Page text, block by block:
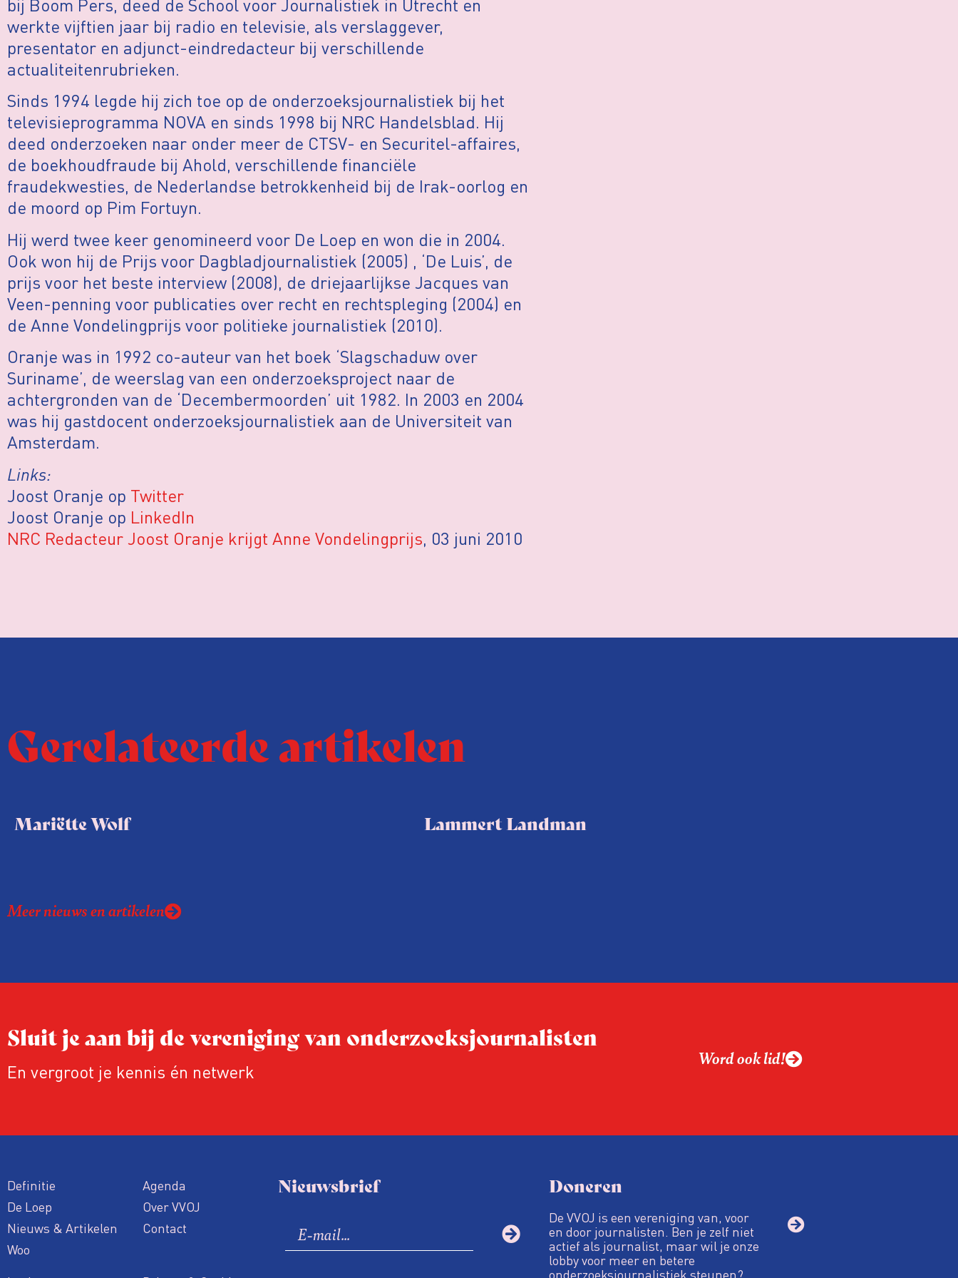
bij Boom Pers, deed de School voor Journalistiek in Utrecht en
werkte vijftien jaar bij radio en televisie, als verslaggever,
presentator en adjunct-eindredacteur bij verschillende
actualiteitenrubrieken.
Sinds 1994 legde hij zich toe op de onderzoeksjournalistiek bij het
televisieprogramma NOVA en sinds 1998 bij NRC Handelsblad. Hij
deed onderzoeken naar onder meer de CTSV- en Securitel-affaires,
de boekhoudfraude bij Ahold, verschillende financiële
fraudekwesties, de Nederlandse betrokkenheid bij de Irak-oorlog en
de moord op Pim Fortuyn.
Hij werd twee keer genomineerd voor De Loep en won die in 2004.
Ook won hij de Prijs voor Dagbladjournalistiek (2005) , ‘De Luis’, de
prijs voor het beste interview (2008), de driejaarlijkse Jacques van
Veen-penning voor publicaties over recht en rechtspleging (2004) en
de Anne Vondelingprijs voor politieke journalistiek (2010).
Oranje was in 1992 co-auteur van het boek ‘Slagschaduw over
Suriname’, de weerslag van een onderzoeksproject naar de
achtergronden van de ‘Decembermoorden’ uit 1982. In 2003 en 2004
was hij gastdocent onderzoeksjournalistiek aan de Universiteit van
Amsterdam.
Links:
Joost Oranje op Twitter
Joost Oranje op LinkedIn
NRC Redacteur Joost Oranje krijgt Anne Vondelingprijs, 03 juni 2010
Gerelateerde artikelen
Mariëtte Wolf Lammert Landman
Meer nieuws en artikelen
Sluit je aan bij de vereniging van onderzoeksjournalisten
En vergroot je kennis én netwerk
Word ook lid!
Definitie
De Loep
Nieuws & Artikelen
Woo
Agenda
Over VVOJ
Contact
Nieuwsbrief Doneren
De VVOJ is een vereniging van, voor
en door journalisten. Ben je zelf niet
actief als journalist, maar wil je onze
lobby voor meer en betere
onderzoeksjournalistiek steunen?